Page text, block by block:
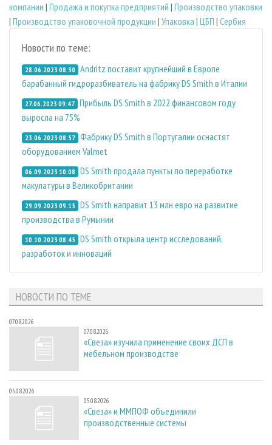
компании | Продажа и покупка предприятий | Производство упаковки
| Производство упаковочной продукции | Упаковка | ЦБП | Сербия
Новости по теме:
28.06.2023 08:30 Andritz поставит крупнейший в Европе
барабанный гидроразбиватель на фабрику DS Smith в Италии
27.06.2023 09:47 Прибыль DS Smith в 2022 финансовом году
выросла на 75%
23.06.2023 08:57 Фабрику DS Smith в Португалии оснастят
оборудованием Valmet
06.09.2023 10:08 DS Smith продала пункты по переработке
макулатуры в Великобритании
29.09.2023 09:15 DS Smith направит 13 млн евро на развитие
производства в Румынии
10.10.2023 08:45 DS Smith открыла центр исследований,
разработок и инноваций
НОВОСТИ ПО ТЕМЕ
07.08.2026
07.08.2026
«Свеза» изучила применение своих ДСП в
мебельном производстве
05.08.2026
05.08.2026
«Свеза» и ММПОФ объединили
производственные системы